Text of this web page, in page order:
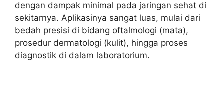
dengan dampak minimal pada jaringan sehat di
sekitarnya. Aplikasinya sangat luas, mulai dari
bedah presisi di bidang oftalmologi (mata),
prosedur dermatologi (kulit), hingga proses
diagnostik di dalam laboratorium.